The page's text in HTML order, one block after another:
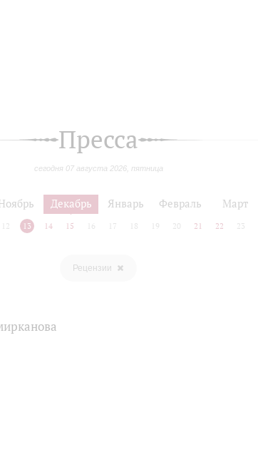
Пресса
сегодня 07 августа 2026, пятница
Декабрь Январь Февраль Март
12 13 14 15 16 17 18 19 20 21 22 23
Рецензии